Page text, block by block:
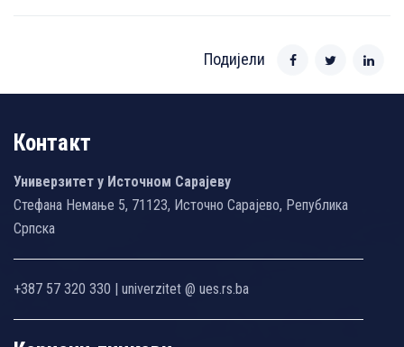
Подијели
Контакт
Универзитет у Источном Сарајеву
Стефана Немање 5, 71123, Источно Сарајево, Република
Српска
+387 57 320 330 | univerzitet @ ues.rs.ba